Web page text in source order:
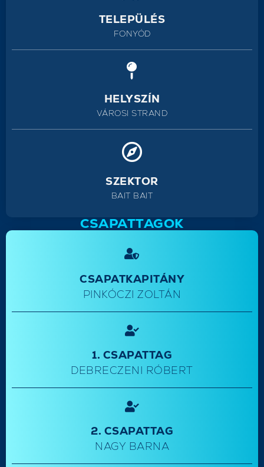
TELEPÜLÉS
FONYÓD
HELYSZÍN
VÁROSI STRAND
SZEKTOR
BAIT BAIT
CSAPATTAGOK
CSAPATKAPITÁNY
PINKÓCZI ZOLTÁN
1. CSAPATTAG
DEBRECZENI RÓBERT
2. CSAPATTAG
NAGY BARNA